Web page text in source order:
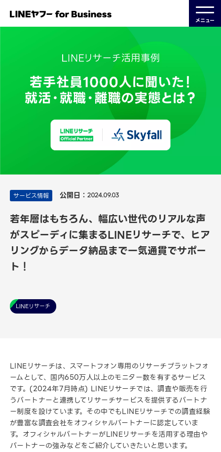
メニュー
サービス情報 公開日： 2024.09.03
若年層はもちろん、幅広い世代のリアルな声
がスピーディに集まるLINEリサーチで、ヒア
リングからデータ納品まで一気通貫でサポー
ト！
LINEリサーチ
LINEリサーチは、スマートフォン専用のリサーチプラットフォ
ームとして、国内650万人以上のモニター数を有するサービス
です。(2024年7月時点) LINEリサーチでは、調査や販売を行
うパートナーと連携してリサーチサービスを提供するパートナ
ー制度を設けています。その中でもLINEリサーチでの調査経験
が豊富な調査会社をオフィシャルパートナーに認定していま
す。オフィシャルパートナーがLINEリサーチを活用する理由や
パートナーの強みなどをご紹介していきたいと思います。